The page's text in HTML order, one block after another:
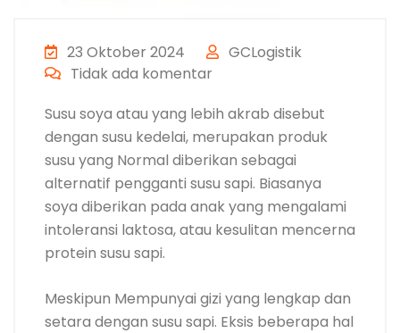
23 Oktober 2024
GCLogistik
Tidak ada komentar
Susu soya atau yang lebih akrab disebut
dengan susu kedelai, merupakan produk
susu yang Normal diberikan sebagai
alternatif pengganti susu sapi. Biasanya
soya diberikan pada anak yang mengalami
intoleransi laktosa, atau kesulitan mencerna
protein susu sapi.
Meskipun Mempunyai gizi yang lengkap dan
setara dengan susu sapi. Eksis beberapa hal